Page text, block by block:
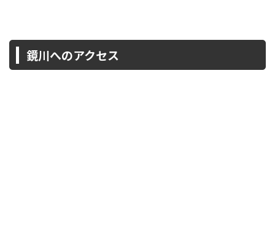
鏡川へのアクセス